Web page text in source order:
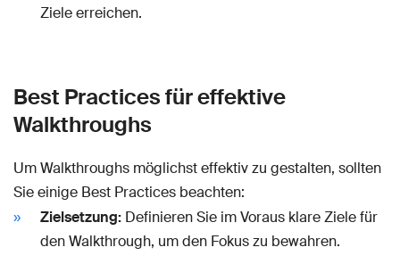
Ziele erreichen.
Best Practices für effektive
Walkthroughs
Um Walkthroughs möglichst effektiv zu gestalten, sollten
Sie einige Best Practices beachten:
Zielsetzung: Definieren Sie im Voraus klare Ziele für
den Walkthrough, um den Fokus zu bewahren.